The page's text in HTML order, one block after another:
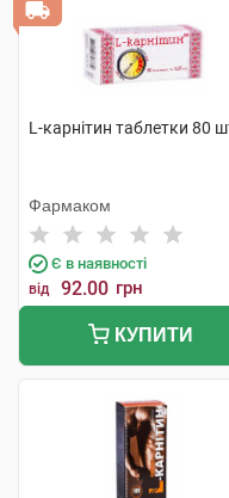
L-карнітин таблетки 80
Фармаком
Є в наявності
від 92.00 грн
КУПИТИ